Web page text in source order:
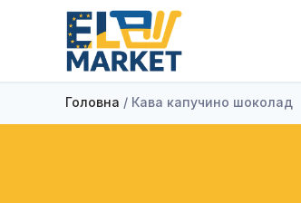
Головна / Кава капучино шоколад